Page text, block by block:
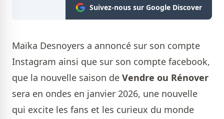
Suivez-nous sur Google Discover
Maïka Desnoyers a annoncé sur son compte
Instagram ainsi que sur son compte facebook,
que la nouvelle saison de Vendre ou Rénover
sera en ondes en janvier 2026, une nouvelle
qui excite les fans et les curieux du monde